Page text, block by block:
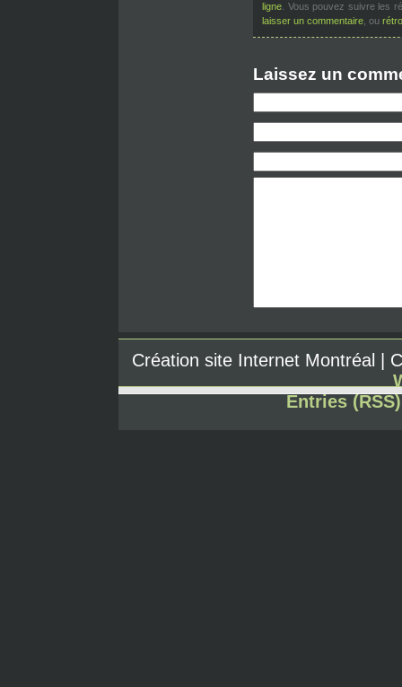
ligne . Vous pouvez suivre les
laisser un commentaire , ou
Laissez un
Création site Internet Montréal |
Entries (RSS)